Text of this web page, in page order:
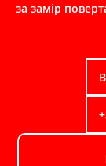
за замір